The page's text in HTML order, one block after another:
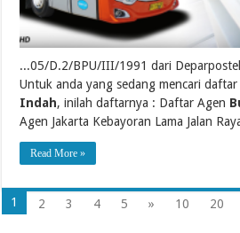
...05/D.2/BPU/III/1991 dari
Untuk anda yang sedang mencari daftar
Indah, inilah daftarnya : Daftar Agen
Agen Jakarta Kebayoran Lama Jalan
Read More »
1 2 3 4 5 » 10 20